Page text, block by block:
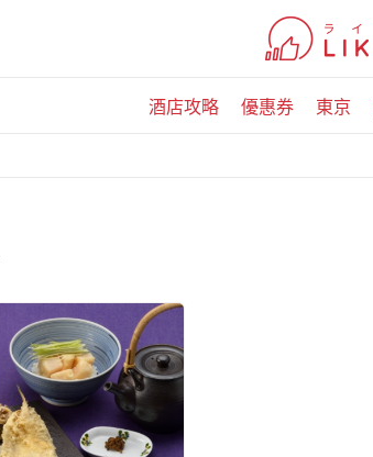
酒店攻略 優惠券 東京